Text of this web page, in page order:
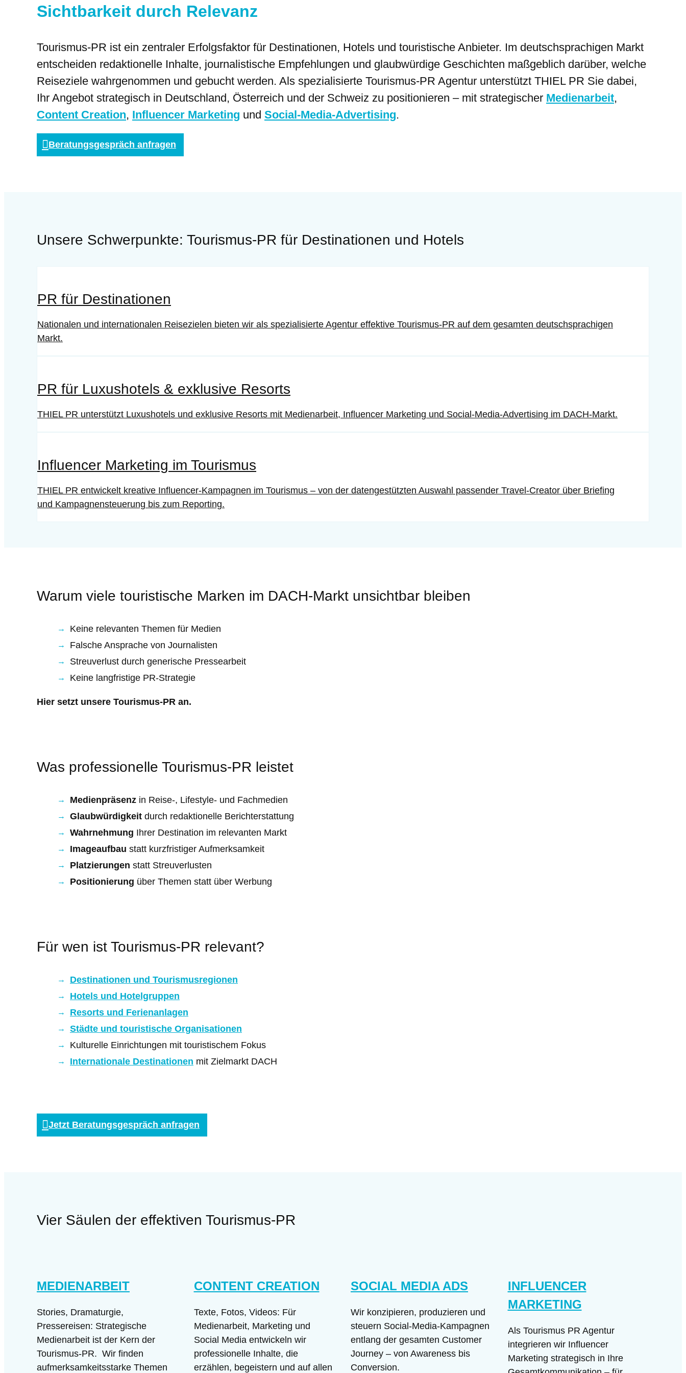
Sichtbarkeit durch Relevanz
Tourismus-PR ist ein zentraler Erfolgsfaktor für Destinationen, Hotels und touristische Anbieter. Im deutschsprachigen Markt
entscheiden redaktionelle Inhalte, journalistische Empfehlungen und glaubwürdige Geschichten maßgeblich darüber, welche
Reiseziele wahrgenommen und gebucht werden. Als spezialisierte Tourismus-PR Agentur unterstützt THIEL PR Sie dabei,
Ihr Angebot strategisch in Deutschland, Österreich und der Schweiz zu positionieren – mit strategischer Medienarbeit,
Content Creation, Influencer Marketing und Social-Media-Advertising.
Beratungsgespräch anfragen
Unsere Schwerpunkte: Tourismus-PR für Destinationen und Hotels
PR für Destinationen
Nationalen und internationalen Reisezielen bieten wir als spezialisierte Agentur effektive Tourismus-PR auf dem gesamten deutschsprachigen
Markt.
PR für Luxushotels & exklusive Resorts
THIEL PR unterstützt Luxushotels und exklusive Resorts mit Medienarbeit, Influencer Marketing und Social-Media-Advertising im DACH-Markt.
Influencer Marketing im Tourismus
THIEL PR entwickelt kreative Influencer-Kampagnen im Tourismus – von der datengestützten Auswahl passender Travel-Creator über Briefing
und Kampagnensteuerung bis zum Reporting.
Warum viele touristische Marken im DACH-Markt unsichtbar bleiben
Keine relevanten Themen für Medien
Falsche Ansprache von Journalisten
Streuverlust durch generische Pressearbeit
Keine langfristige PR-Strategie
Hier setzt unsere Tourismus-PR an.
Was professionelle Tourismus-PR leistet
Medienpräsenz in Reise-, Lifestyle- und Fachmedien
Glaubwürdigkeit durch redaktionelle Berichterstattung
Wahrnehmung Ihrer Destination im relevanten Markt
Imageaufbau statt kurzfristiger Aufmerksamkeit
Platzierungen statt Streuverlusten
Positionierung über Themen statt über Werbung
Für wen ist Tourismus-PR relevant?
Destinationen und Tourismusregionen
Hotels und Hotelgruppen
Resorts und Ferienanlagen
Städte und touristische Organisationen
Kulturelle Einrichtungen mit touristischem Fokus
Internationale Destinationen mit Zielmarkt DACH
Jetzt Beratungsgespräch anfragen
Vier Säulen der effektiven Tourismus-PR
MEDIENARBEIT
Stories, Dramaturgie,
Pressereisen: Strategische
Medienarbeit ist der Kern der
Tourismus-PR. Wir finden
aufmerksamkeitsstarke Themen
CONTENT CREATION
Texte, Fotos, Videos: Für
Medienarbeit, Marketing und
Social Media entwickeln wir
professionelle Inhalte, die
erzählen, begeistern und auf allen
SOCIAL MEDIA ADS
Wir konzipieren, produzieren und
steuern Social-Media-Kampagnen
entlang der gesamten Customer
Journey – von Awareness bis
Conversion.
INFLUENCER
MARKETING
Als Tourismus PR Agentur
integrieren wir Influencer
Marketing strategisch in Ihre